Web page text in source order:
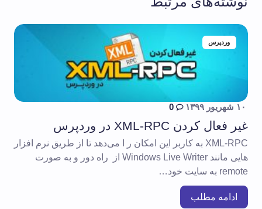
وردپرس
۱۰ شهریور ۱۳۹۹ 0
غیر فعال کردن XML-RPC در وردپرس
XML-RPC به کاربر این امکان ر ا می‌دهد تا از طریق نرم افزار
هایی مانند Windows Live Writer از راه دور و به صورت
remote به سایت خود…
ادامه مطلب